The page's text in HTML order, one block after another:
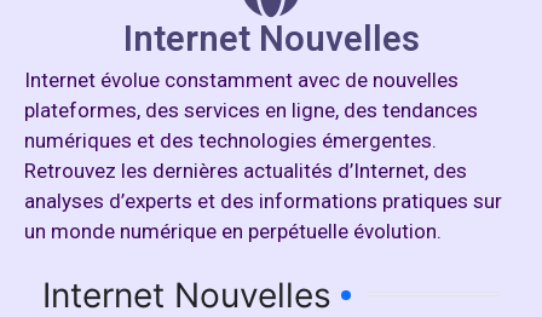
Internet Nouvelles
Internet évolue constamment avec de nouvelles
plateformes, des services en ligne, des tendances
numériques et des technologies émergentes.
Retrouvez les dernières actualités d’Internet, des
analyses d’experts et des informations pratiques sur
un monde numérique en perpétuelle évolution.
Internet Nouvelles